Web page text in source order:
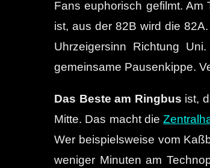
Fans euphorisch gefilmt.
ist, aus der 82B wird die
Uhrzeigersinn Richtung
gemeinsame Pausenkippe.
Das Beste am Ringbus ist,
Mitte. Das macht die
Wer beispielsweise vom
weniger Minuten am